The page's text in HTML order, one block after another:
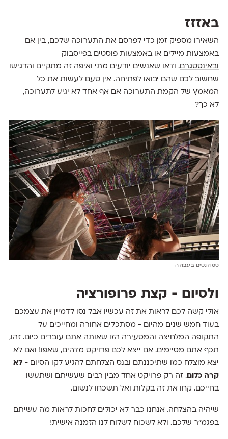
באזזז
השאירו מספיק זמן כדי לפרסם את התערוכה שלכם, בין אם
באמצעות מיילים או באמצעות פוסטים בפייסבוק
ובאינסטגרם. ודאו שאנשים יודעים מתי ואיפה זה מתקיים והדגישו
שחשוב לכם שהם יבואו לפתיחה. אין טעם לעשות את כל
המאמץ של הקמת התערוכה אם אף אחד לא יגיע לתערוכה,
לא כך?
סטודנטים בעבודה
ולסיום - קצת פרופורציה
אולי קשה לכם לראות את זה עכשיו אבל נסו לדמיין את עצמכם
בעוד חמש שנים מהיום - מסתכלים אחורה ומחייכים על
התקופה המלחיצה והמסעירה הזו שאותה אתם עוברים כיום. זהו,
תכף אתם מסיימים. אם ייצא לכם פרויקט מדהים, שאפו! ואם לא
יצא מוצלח כמו שתיכננתם ובנס הצלחתם להגיע לקו הסיום - לא
קרה כלום . זה רק פרויקט אחד מבין רבים שעשיתם ושתעשו
בחייכם. קחו את זה בקלות ואל תשכחו לנשום.
שיהיה בהצלחה. אנחנו כבר לא יכולים לחכות לראות מה עשיתם
בפגמ"ר שלכם. ולא לשכוח לשלוח לנו הזמנה אישית!